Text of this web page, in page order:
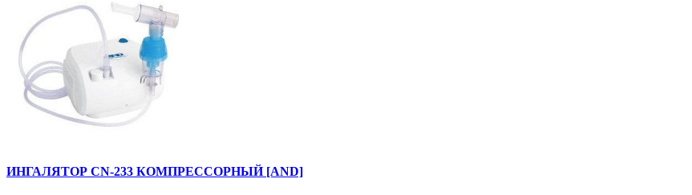
ИНГАЛЯТОР CN-233 КОМПРЕССОРНЫЙ [AND]